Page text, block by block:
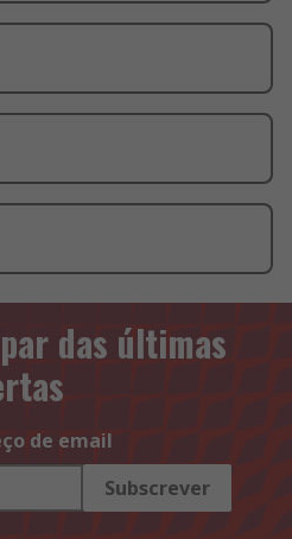
das últimas
de email
Subscrever